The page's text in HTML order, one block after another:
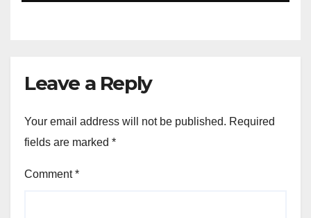
Leave a Reply
Your email address will not be published. Required
fields are marked *
Comment*